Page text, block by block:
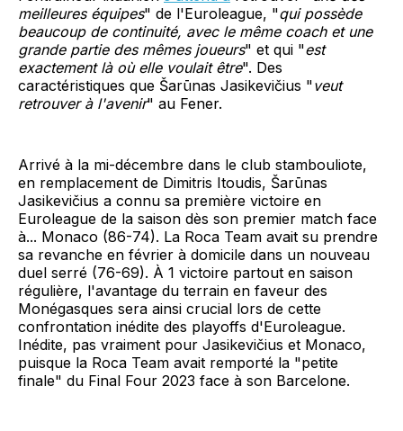
meilleures équipes" de l'Euroleague, "qui possède
beaucoup de continuité, avec le même coach et une
grande partie des mêmes joueurs" et qui "est
exactement là où elle voulait être". Des
caractéristiques que Šarūnas Jasikevičius "veut
retrouver à l'avenir" au Fener.
Arrivé à la mi-décembre dans le club stambouliote,
en remplacement de Dimitris Itoudis, Šarūnas
Jasikevičius a connu sa première victoire en
Euroleague de la saison dès son premier match face
à... Monaco (86-74). La Roca Team avait su prendre
sa revanche en février à domicile dans un nouveau
duel serré (76-69). À 1 victoire partout en saison
régulière, l'avantage du terrain en faveur des
Monégasques sera ainsi crucial lors de cette
confrontation inédite des playoffs d'Euroleague.
Inédite, pas vraiment pour Jasikevičius et Monaco,
puisque la Roca Team avait remporté la "petite
finale" du Final Four 2023 face à son Barcelone.